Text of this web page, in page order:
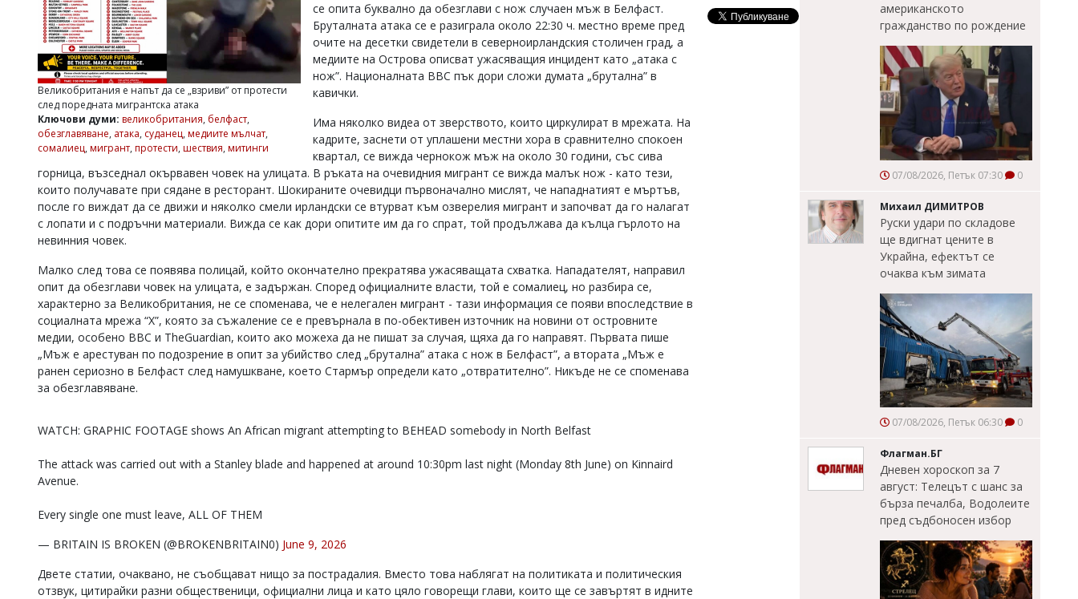
v.vasilev@flagman.bg
Касабова,
k.kassabova@flagman.bg
Главен
редактор:
office@flagman.bg
Коментарите
статиите
въвеждат
читателите
отговорност
сигнализирайте
Великобритания е напът да се „взриви” от протести
след поредната мигрантска атака
Ключови думи: великобритания, белфаст,
обезглавяване, атака, суданец, медиите мълчат,
сомалиец, мигрант, протести, шествия, митинги
се опита буквално да обезглави с нож случаен мъж в Белфаст.
Бруталната атака се е разиграла около 22:30 ч. местно време пред
очите на десетки свидетели в северноирландския столичен град, а
медиите на Острова описват ужасяващия инцидент като „атака с
нож”. Националната BBC пък дори сложи думата „брутална” в
кавички.
Има няколко видеа от зверството, които циркулират в мрежата. На
кадрите, заснети от уплашени местни хора в сравнително спокоен
квартал, се вижда чернокож мъж на около 30 години, със сива
горница, възседнал окървавен човек на улицата. В ръката на очевидния мигрант се вижда малък нож - като тези,
които получавате при сядане в ресторант. Шокираните очевидци първоначално мислят, че нападнатият е мъртъв,
после го виждат да се движи и няколко смели ирландски се втурват към озверелия мигрант и започват да го налагат
с лопати и с подръчни материали. Вижда се как дори опитите им да го спрат, той продължава да кълца гърлото на
невинния човек.
Малко след това се появява полицай, който окончателно прекратява ужасяващата схватка. Нападателят, направил
опит да обезглави човек на улицата, е задържан. Според официалните власти, той е сомалиец, но разбира се,
характерно за Великобритания, не се споменава, че е нелегален мигрант - тази информация се появи впоследствие в
социалната мрежа “X”, която за съжаление се е превърнала в по-обективен източник на новини от островните
медии, особено BBC и TheGuardian, които ако можеха да не пишат за случая, щяха да го направят. Първата пише
„Мъж е арестуван по подозрение в опит за убийство след „брутална” атака с нож в Белфаст”, а втората „Мъж е
ранен сериозно в Белфаст след намушкване, което Стармър определи като „отвратително”. Никъде не се споменава
за обезглавяване.
WATCH: GRAPHIC FOOTAGE shows An African migrant attempting to BEHEAD somebody in North Belfast
The attack was carried out with a Stanley blade and happened at around 10:30pm last night (Monday 8th June) on Kinnaird
Avenue.
Every single one must leave, ALL OF THEM
— BRITAIN IS BROKEN (@BROKENBRITAIN0) June 9, 2026
Двете статии, очаквано, не съобщават нищо за пострадалия. Вместо това наблягат на политиката и политическия
отзвук, цитирайки разни общественици, официални лица и като цяло говорещи глави, които ще се завъртят в идните
американското
гражданство по рождение
07/08/2026, Петък 07:30 0
Михаил ДИМИТРОВ
Руски удари по складове
ще вдигнат цените в
Украйна, ефектът се
очаква към зимата
07/08/2026, Петък 06:30 0
Флагман.БГ
Дневен хороскоп за 7
август: Телецът с шанс за
бърза печалба, Водолеите
пред съдбоносен избор